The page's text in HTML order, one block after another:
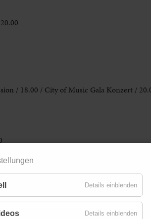
/ 18.00 / City of Music Gala Konzert /
Details einblenden
Details einblenden